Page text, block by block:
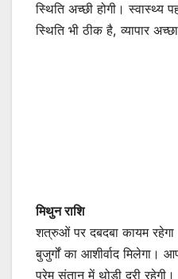
स्थिति अच्छी होगी।
स्थिति भी ठीक है, व्यापार
मिथुन राशि
शत्रुओं पर दबदबा कायम रहेगा।
बुजुर्गों का आशीर्वाद
प्रेम संतान में थोड़ी दूरी रहेगी।